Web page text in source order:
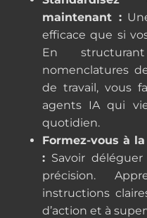
maintenant :
efficace que si
En
nomenclatures
de travail, vous
agents IA qui
quotidien.
Formez-vous à
: Savoir
précision.
instructions
d’action et à